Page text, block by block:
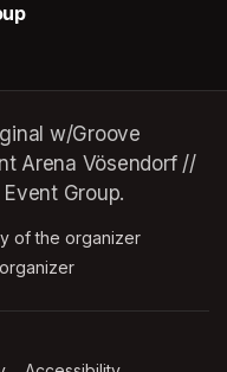
w/Groove
Arena Vösendorf //
Group.
tab)
of the organizer